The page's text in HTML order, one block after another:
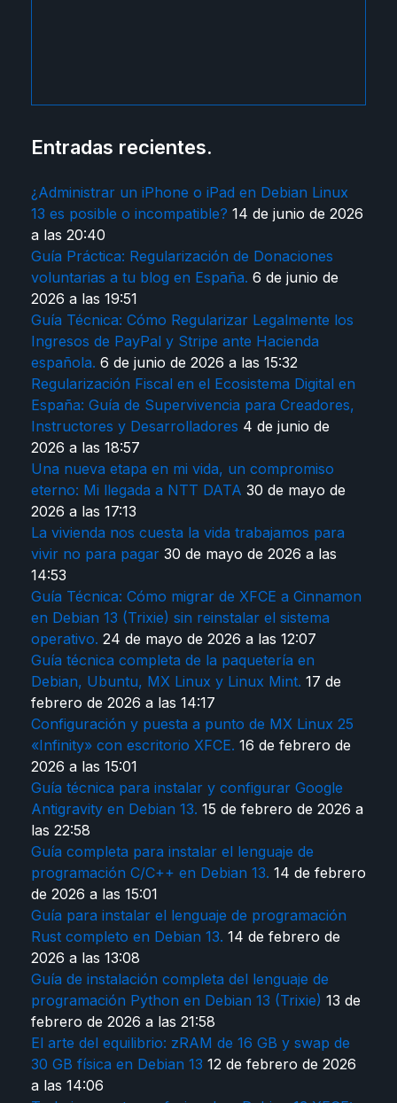
Entradas recientes.
¿Administrar un iPhone o iPad en Debian Linux
13 es posible o incompatible? 14 de junio de 2026
a las 20:40
Guía Práctica: Regularización de Donaciones
voluntarias a tu blog en España. 6 de junio de
2026 a las 19:51
Guía Técnica: Cómo Regularizar Legalmente los
Ingresos de PayPal y Stripe ante Hacienda
española. 6 de junio de 2026 a las 15:32
Regularización Fiscal en el Ecosistema Digital en
España: Guía de Supervivencia para Creadores,
Instructores y Desarrolladores 4 de junio de
2026 a las 18:57
Una nueva etapa en mi vida, un compromiso
eterno: Mi llegada a NTT DATA 30 de mayo de
2026 a las 17:13
La vivienda nos cuesta la vida trabajamos para
vivir no para pagar 30 de mayo de 2026 a las
14:53
Guía Técnica: Cómo migrar de XFCE a Cinnamon
en Debian 13 (Trixie) sin reinstalar el sistema
operativo. 24 de mayo de 2026 a las 12:07
Guía técnica completa de la paquetería en
Debian, Ubuntu, MX Linux y Linux Mint. 17 de
febrero de 2026 a las 14:17
Configuración y puesta a punto de MX Linux 25
«Infinity» con escritorio XFCE. 16 de febrero de
2026 a las 15:01
Guía técnica para instalar y configurar Google
Antigravity en Debian 13. 15 de febrero de 2026 a
las 22:58
Guía completa para instalar el lenguaje de
programación C/C++ en Debian 13. 14 de febrero
de 2026 a las 15:01
Guía para instalar el lenguaje de programación
Rust completo en Debian 13. 14 de febrero de
2026 a las 13:08
Guía de instalación completa del lenguaje de
programación Python en Debian 13 (Trixie) 13 de
febrero de 2026 a las 21:58
El arte del equilibrio: zRAM de 16 GB y swap de
30 GB física en Debian 13 12 de febrero de 2026
a las 14:06